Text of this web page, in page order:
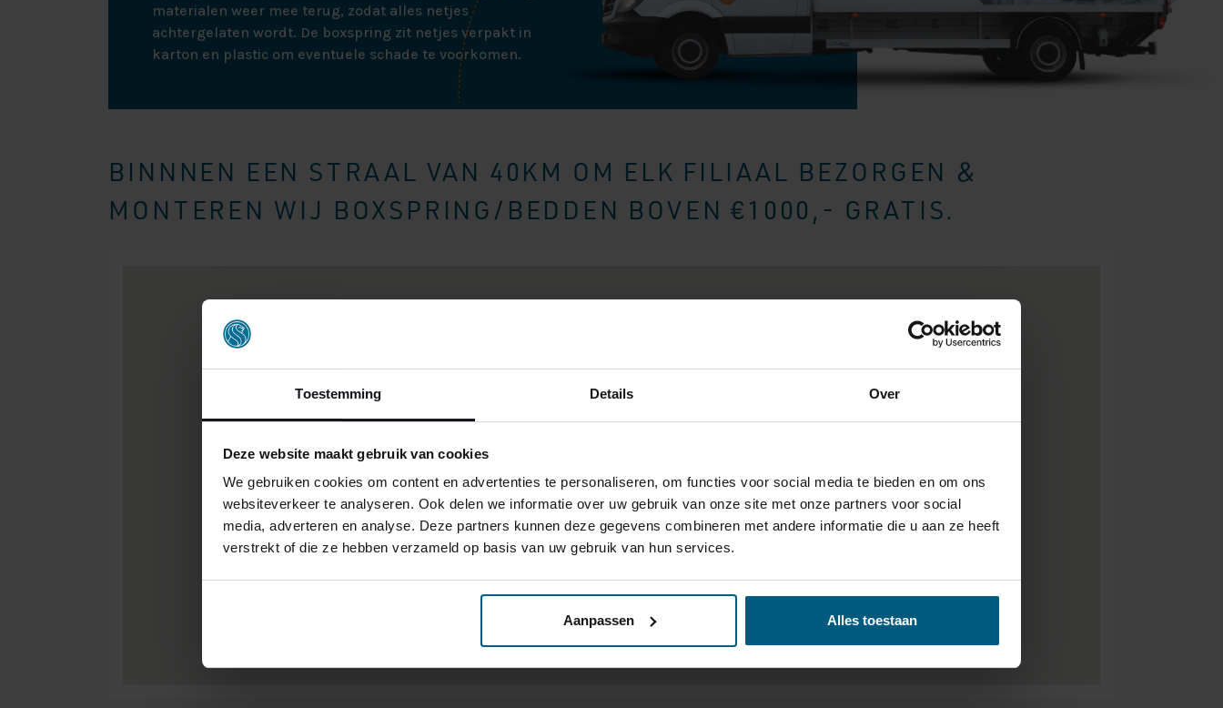
Toestemming Details Over
Deze website maakt gebruik van cookies
We gebruiken cookies om content en advertenties te personaliseren, om functies voor social media te bieden en om ons
websiteverkeer te analyseren. Ook delen we informatie over uw gebruik van onze site met onze partners voor social
media, adverteren en analyse. Deze partners kunnen deze gegevens combineren met andere informatie die u aan ze heeft
verstrekt of die ze hebben verzameld op basis van uw gebruik van hun services.
Aanpassen Alles toestaan
materialen weer mee terug, zodat alles netjes
achtergelaten wordt. De boxspring zit netjes verpakt in
karton en plastic om eventuele schade te voorkomen.
BINNNEN EEN STRAAL VAN 40KM OM ELK FILIAAL BEZORGEN &
MONTEREN WIJ BOXSPRING/BEDDEN BOVEN €1000,- GRATIS.